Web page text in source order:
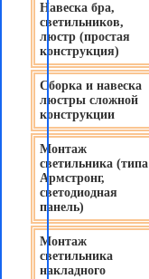
Навеска бра,
светильников,
люстр (простая
конструкция)
Сборка и навеска
люстры сложной
конструкции
Монтаж
светильника (типа
Армстронг,
светодиодная
панель)
Монтаж
светильника
накладного